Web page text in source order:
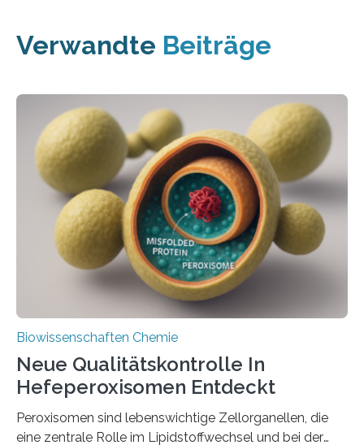
Verwandte Beiträge
Biowissenschaften Chemie
Neue Qualitätskontrolle In
Hefeperoxisomen Entdeckt
Peroxisomen sind lebenswichtige Zellorganellen, die
eine zentrale Rolle im Lipidstoffwechsel und bei der